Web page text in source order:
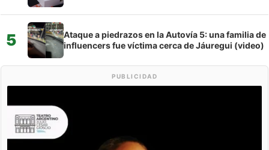
5
Ataque a piedrazos en la Autovía 5: una familia de
influencers fue víctima cerca de Jáuregui (video)
PUBLICIDAD